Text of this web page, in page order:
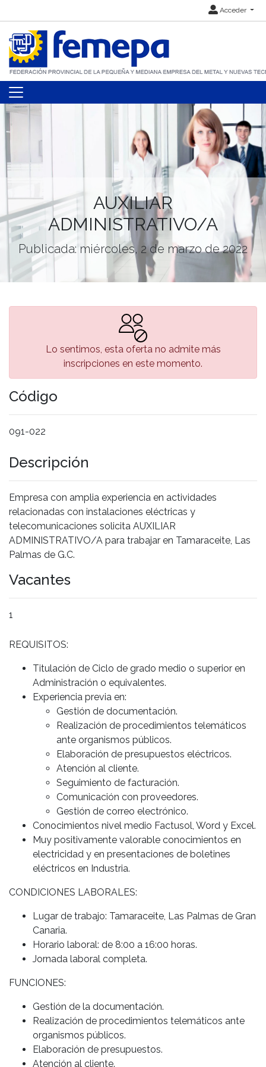
Acceder
AUXILIAR
ADMINISTRATIVO/A
Publicada: miércoles, 2 de marzo de 2022
Lo sentimos, esta oferta no admite más
inscripciones en este momento.
Código
091-022
Descripción
Empresa con amplia experiencia en actividades
relacionadas con instalaciones eléctricas y
telecomunicaciones solicita AUXILIAR
ADMINISTRATIVO/A para trabajar en Tamaraceite, Las
Palmas de G.C.
Vacantes
1
REQUISITOS:
Titulación de Ciclo de grado medio o superior en
Administración o equivalentes.
Experiencia previa en:
Gestión de documentación.
Realización de procedimientos telemáticos
ante organismos públicos.
Elaboración de presupuestos eléctricos.
Atención al cliente.
Seguimiento de facturación.
Comunicación con proveedores.
Gestión de correo electrónico.
Conocimientos nivel medio Factusol, Word y Excel.
Muy positivamente valorable conocimientos en
electricidad y en presentaciones de boletines
eléctricos en Industria.
CONDICIONES LABORALES:
Lugar de trabajo: Tamaraceite, Las Palmas de Gran
Canaria.
Horario laboral: de 8:00 a 16:00 horas.
Jornada laboral completa.
FUNCIONES:
Gestión de la documentación.
Realización de procedimientos telemáticos ante
organismos públicos.
Elaboración de presupuestos.
Atención al cliente.